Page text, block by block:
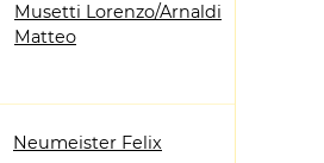
Musetti Lorenzo/Arnaldi
Matteo
Neumeister Felix